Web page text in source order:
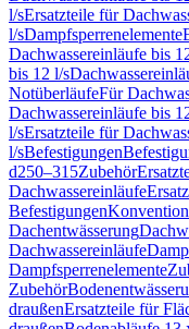
l/sErsatzteile für
l/sDampfsperrenelemente
Dachwassereinläufe bis
bis 12 l/s
NotüberläufeFür
Dachwassereinläufe bis
l/sErsatzteile für
l/sBefestigungen
d250–315Zubehör
Dachwassereinläufe
Befestigungen
Dachentwässerung
Dachwassereinläufe
Dampfsperrenelemente
Zubehör
draußenErsatzteile für